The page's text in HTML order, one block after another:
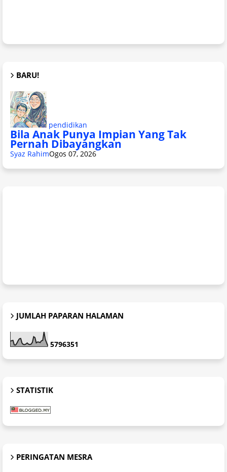
BARU!
pendidikan
Bila Anak Punya Impian Yang Tak
Pernah Dibayangkan
Syaz RahimOgos 07, 2026
JUMLAH PAPARAN HALAMAN
5796351
STATISTIK
PERINGATAN MESRA